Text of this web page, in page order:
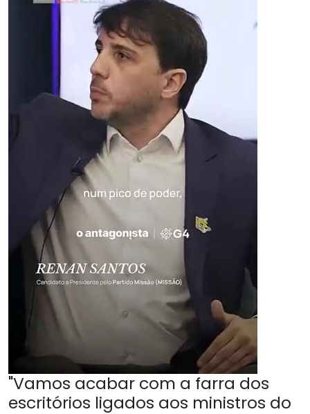
"Vamos acabar com a farra dos
escritórios ligados aos ministros do